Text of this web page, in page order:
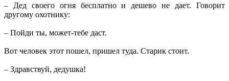
– Дед своего огня бесплатно и дешево не дает. Говорит
другому охотнику:
– Пойди ты, может-тебе даст.
Вот человек этот пошел, пришел туда. Старик стоит.
– Здравствуй, дедушка!